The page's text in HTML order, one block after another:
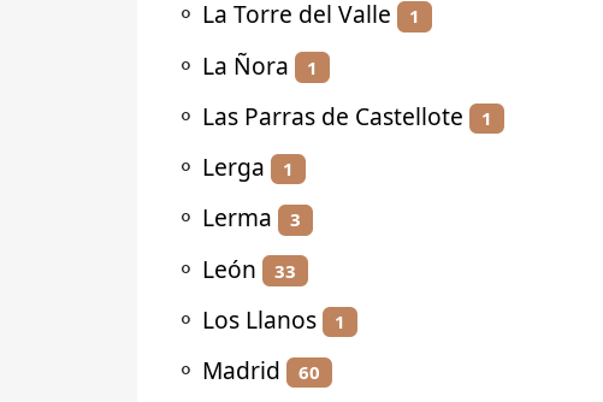
⚬ La Torre del Valle 1
⚬ La Ñora 1
⚬ Las Parras de Castellote 1
⚬ Lerga 1
⚬ Lerma 3
⚬ León 33
⚬ Los Llanos 1
⚬ Madrid 60